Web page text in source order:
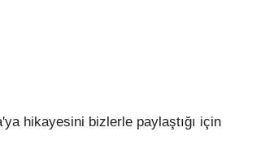
hikayesini bizlerle paylaştığı için